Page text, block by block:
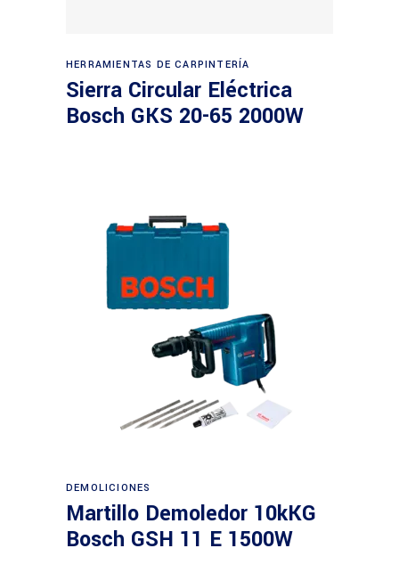
Leer más
HERRAMIENTAS DE CARPINTERÍA
Sierra Circular Eléctrica
Bosch GKS 20-65 2000W
DEMOLICIONES
Martillo Demoledor 10kKG
Bosch GSH 11 E 1500W